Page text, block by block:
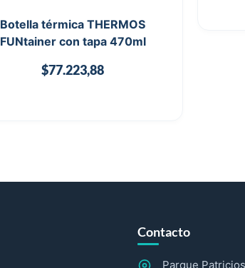
Botella térmica THERMOS
FUNtainer con tapa 470ml
$77.223,88
Contacto
Parque